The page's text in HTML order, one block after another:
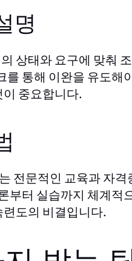
명
상태와 요구에 맞춰
를 통해 이완을 유도해
중요합니다.
전문적인 교육과 자
부터 실습까지 체계적
도의 비결입니다.